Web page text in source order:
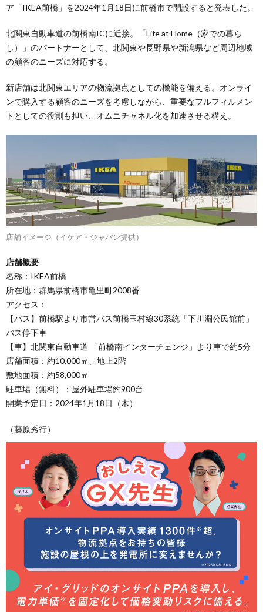
ア「IKEA前橋」を2024年1月18日に前橋市で開設すると発表した。
北関東自動車道の前橋南ICに近接。「Life at Home（家での暮ら
し）」のパートナーとして、北関東や長野県や新潟県など周辺地域
の顧客のニーズに対応する。
新店舗は北関東エリアの物流拠点としての機能を備える。オンライ
ンで購入する顧客のニーズを考慮しながら、重要なフルフィルメン
トとしての役割も担い、オムニチャネル化を加速させる構え。
店舗イメージ（イケア・ジャパン提供）
店舗概要
名称：IKEA前橋
所在地：群馬県前橋市亀里町2008番
アクセス：
【バス】前橋駅より市営バス前橋玉村線30系統「下川淵公民館前」
バス停下車
【車】北関東自動車道 「前橋南インターチェンジ」より車で約5分
店舗面積：約10,000㎡、地上2階
敷地面積：約58,000㎡
駐車場（無料）：屋外駐車場約900台
開業予定日：2024年1月18日（木）
（藤原秀行）